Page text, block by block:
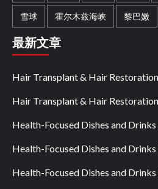
雪球 霍尔木兹海峡 黎巴嫩
最新文章
Hair Transplant & Hair
Hair Transplant & Hair
Health-Focused Dishes and
Health-Focused Dishes and
Health-Focused Dishes and